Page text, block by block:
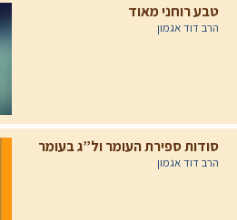
טבע רוחני מאוד
הרב דוד אגמון
סודות ספירת העומר ול”ג בעומר
הרב דוד אגמון